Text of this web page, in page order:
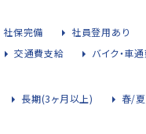
社保完備 社員登用あり
交通費支給 バイク・車
長期(3ヶ月以上) 春/